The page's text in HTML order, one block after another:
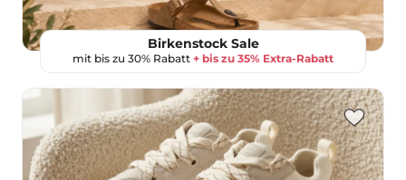
Birkenstock Sale
mit bis zu 30% Rabatt + bis zu 35% Extra-Rabatt